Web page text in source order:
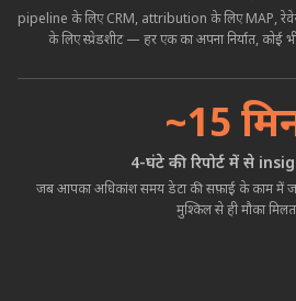
pipeline के लिए CRM, attribution के लिए MAP,
के लिए स्प्रेडशीट — हर एक का अपना निर्यात,
~15
4-घंटे की रिपोर्ट में से
जब आपका अधिकांश समय डेटा की सफ़ाई के काम में
मुश्किल से ही मौका